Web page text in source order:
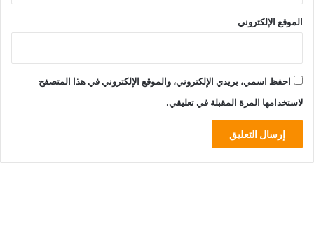
!ر
ل
أ
الموقع الإلكتروني
احفظ اسمي، بريدي الإلكتروني، والموقع الإلكتروني في هذا المتصفح
لاستخدامها المرة المقبلة في تعليقي.